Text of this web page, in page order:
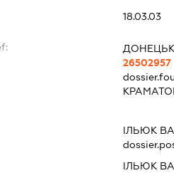
18.03.03
26502957
ІЛЬЮК
ІЛЬЮК